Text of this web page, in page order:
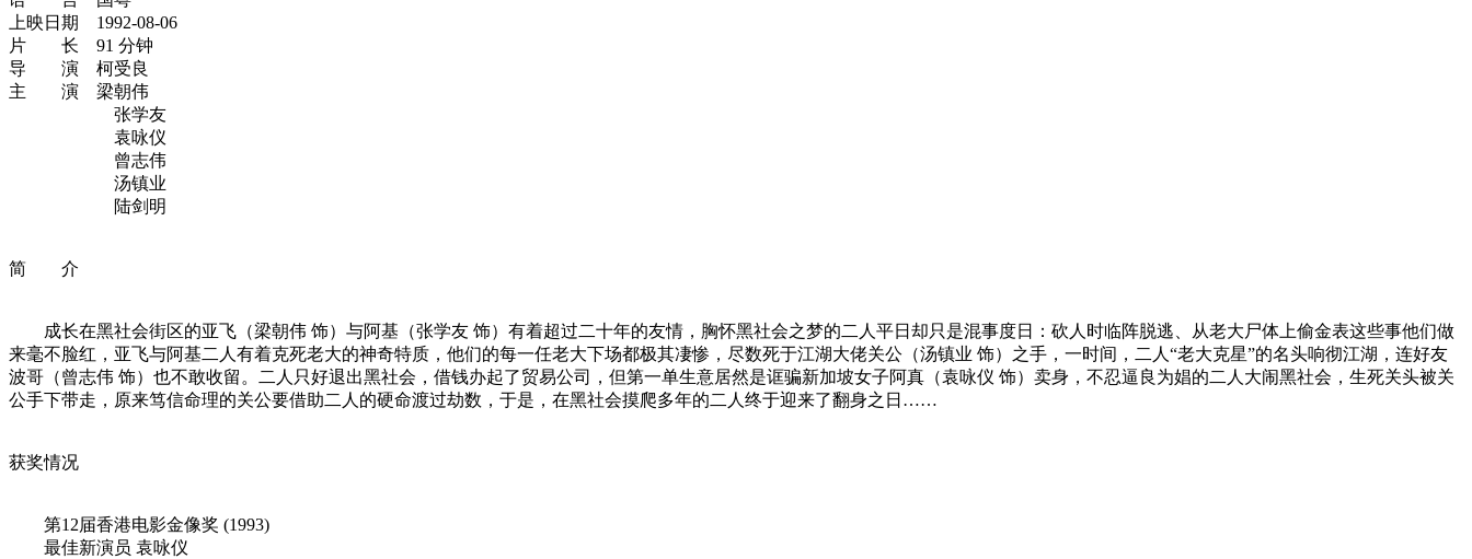
上映日期 1992-08-06
片 长 91 分钟
导 演 柯受良
主 演 梁朝伟
张学友
袁咏仪
曾志伟
汤镇业
陆剑明
简 介
成长在黑社会街区的亚飞（梁朝伟 饰）与阿基（张学友 饰）有着超过二十年的友情，胸怀黑社会之梦的二人平日却只是混事度日：砍人时临阵脱逃、从老大尸体上偷金表这些事他们做
来毫不脸红，亚飞与阿基二人有着克死老大的神奇特质，他们的每一任老大下场都极其凄惨，尽数死于江湖大佬关公（汤镇业 饰）之手，一时间，二人“老大克星”的名头响彻江湖，连好友
波哥（曾志伟 饰）也不敢收留。二人只好退出黑社会，借钱办起了贸易公司，但第一单生意居然是诓骗新加坡女子阿真（袁咏仪 饰）卖身，不忍逼良为娼的二人大闹黑社会，生死关头被关
公手下带走，原来笃信命理的关公要借助二人的硬命渡过劫数，于是，在黑社会摸爬多年的二人终于迎来了翻身之日……
获奖情况
第12届香港电影金像奖 (1993)
最佳新演员 袁咏仪